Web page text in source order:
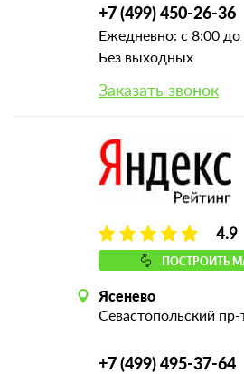
+7 (499) 450-26-36
Ежедневно: с 8:00 до
Без выходных
Заказать звонок
4.9
ПОСТРОИТЬ
Ясенево
Севастопольский пр-
+7 (499) 495-37-64